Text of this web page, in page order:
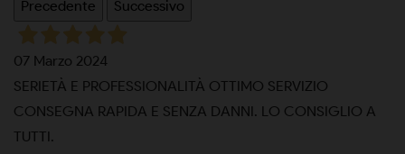
Precedente
Successivo
07 Marzo 2024
SERIETÀ E PROFESSIONALITÀ OTTIMO SERVIZIO
CONSEGNA RAPIDA E SENZA DANNI. LO CONSIGLIO A
TUTTI.